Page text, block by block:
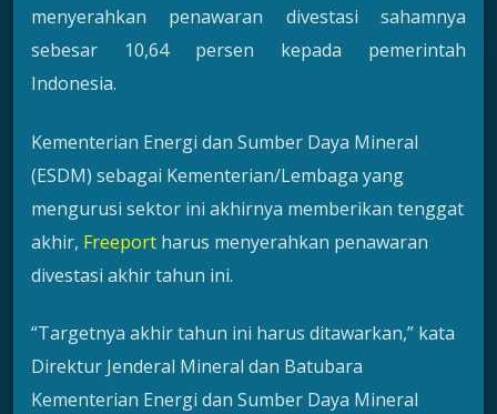
menyerahkan penawaran divestasi sahamnya
sebesar 10,64 persen kepada pemerintah
Indonesia.
Kementerian Energi dan Sumber Daya Mineral
(ESDM) sebagai Kementerian/Lembaga yang
mengurusi sektor ini akhirnya memberikan tenggat
akhir, Freeport harus menyerahkan penawaran
divestasi akhir tahun ini.
“Targetnya akhir tahun ini harus ditawarkan,” kata
Direktur Jenderal Mineral dan Batubara
Kementerian Energi dan Sumber Daya Mineral